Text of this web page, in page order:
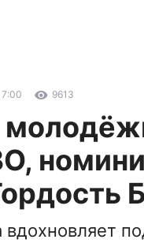
7:00 9613
вдохновляет